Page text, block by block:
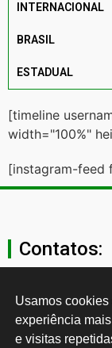
INTERNACIONAL
BRASIL
ESTADUAL
[timeline
width="100%"
[instagram-feed
Contatos:
Usamos
experiência
e visitas